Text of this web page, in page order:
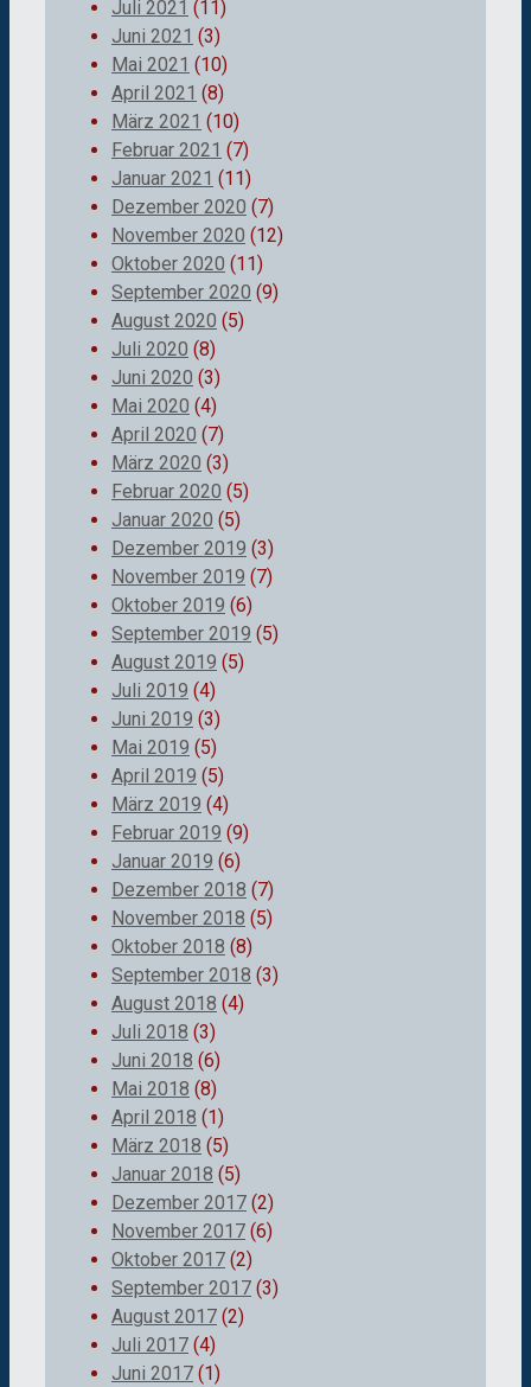
Juli 2021 (11)
Juni 2021 (3)
Mai 2021 (10)
April 2021 (8)
März 2021 (10)
Februar 2021 (7)
Januar 2021 (11)
Dezember 2020 (7)
November 2020 (12)
Oktober 2020 (11)
September 2020 (9)
August 2020 (5)
Juli 2020 (8)
Juni 2020 (3)
Mai 2020 (4)
April 2020 (7)
März 2020 (3)
Februar 2020 (5)
Januar 2020 (5)
Dezember 2019 (3)
November 2019 (7)
Oktober 2019 (6)
September 2019 (5)
August 2019 (5)
Juli 2019 (4)
Juni 2019 (3)
Mai 2019 (5)
April 2019 (5)
März 2019 (4)
Februar 2019 (9)
Januar 2019 (6)
Dezember 2018 (7)
November 2018 (5)
Oktober 2018 (8)
September 2018 (3)
August 2018 (4)
Juli 2018 (3)
Juni 2018 (6)
Mai 2018 (8)
April 2018 (1)
März 2018 (5)
Januar 2018 (5)
Dezember 2017 (2)
November 2017 (6)
Oktober 2017 (2)
September 2017 (3)
August 2017 (2)
Juli 2017 (4)
Juni 2017 (1)